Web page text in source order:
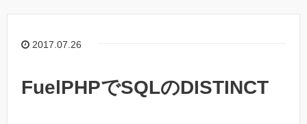
2017.07.26
FuelPHPでSQLのDISTINCT